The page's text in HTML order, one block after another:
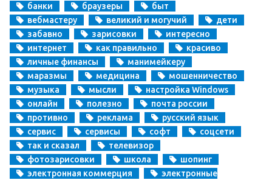
банки
браузеры
быт
вебмастеру
великий и могучий
дети
забавно
зарисовки
интересно
интернет
как правильно
красиво
личные финансы
манимейкеру
маразмы
медицина
мошенничество
музыка
мысли
настройка Windows
онлайн
полезно
почта россии
противно
реклама
русский язык
сервис
сервисы софт
соцсети
так и сказал
телевизор
фотозарисовки
школа
шопинг
электронная коммерция
электронные